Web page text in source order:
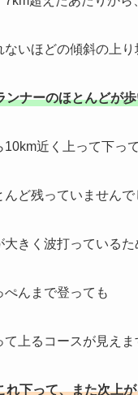
ないほどの傾斜の上り
ンナーのほとんどが
10km近く上って下っ
んど残っていませんで
大きく波打っているた
ぺんまで登っても
て上るコースが見えま
れ下って、また次上